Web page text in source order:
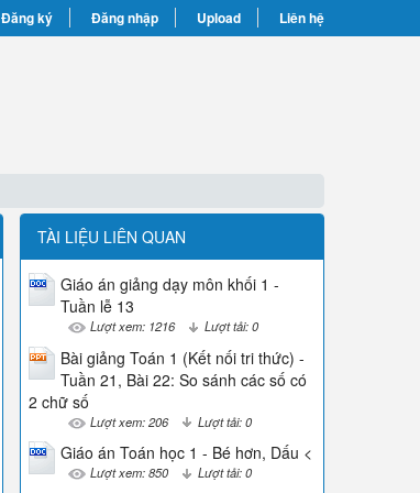
Đăng ký Đăng nhập Upload Liên hệ
TÀI LIỆU LIÊN QUAN
Giáo án giảng dạy môn khối 1 -
Tuần lễ 13
Lượt xem: 1216 Lượt tải: 0
Bài giảng Toán 1 (Kết nối tri thức) -
Tuần 21, Bài 22: So sánh các số có
2 chữ số
Lượt xem: 206 Lượt tải: 0
Giáo án Toán học 1 - Bé hơn, Dấu <
Lượt xem: 850 Lượt tải: 0